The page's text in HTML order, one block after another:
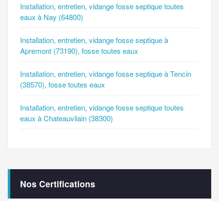
Installation, entretien, vidange fosse septique toutes
eaux à Nay (64800)
Installation, entretien, vidange fosse septique à
Apremont (73190), fosse toutes eaux
Installation, entretien, vidange fosse septique à Tencin
(38570), fosse toutes eaux
Installation, entretien, vidange fosse septique toutes
eaux à Chateauvilain (38300)
Nos Certifications